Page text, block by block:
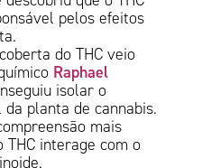
pelos efeitos
do THC veio
Raphael
isolar o
planta de cannabis.
mais
THC interage com o